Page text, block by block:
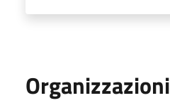
Organizzazioni